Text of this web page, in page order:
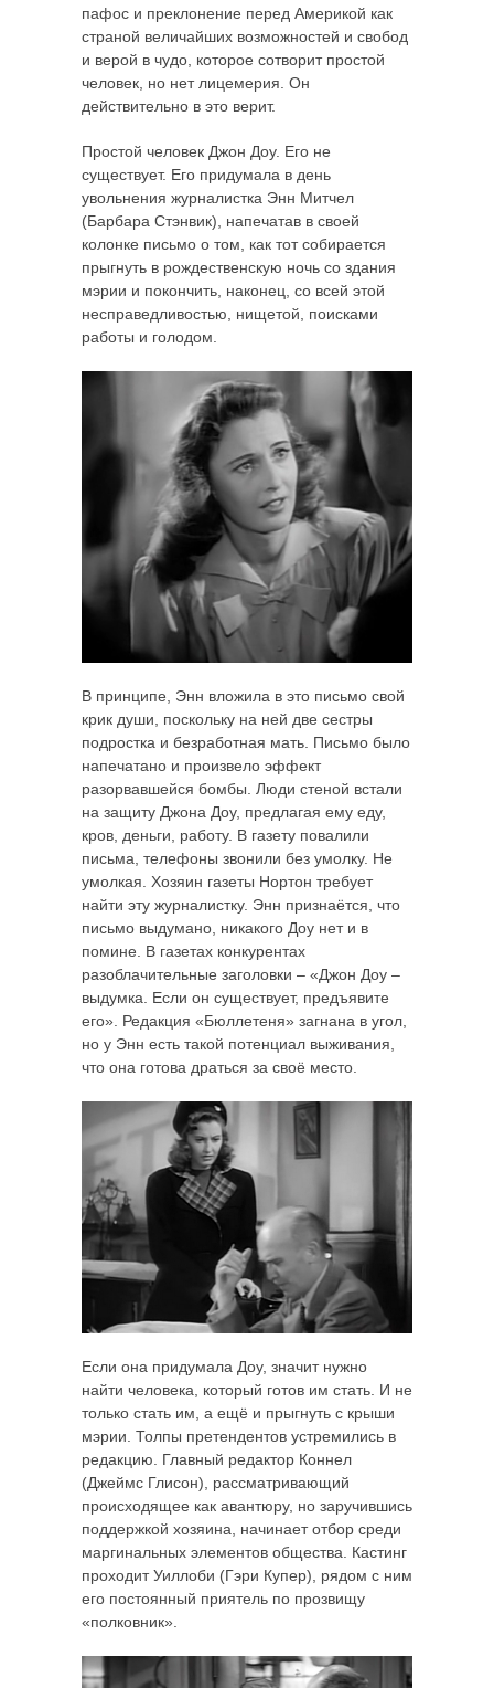
пафос и преклонение перед Америкой как
страной величайших возможностей и свобод
и верой в чудо, которое сотворит простой
человек, но нет лицемерия. Он
действительно в это верит.
Простой человек Джон Доу. Его не
существует. Его придумала в день
увольнения журналистка Энн Митчел
(Барбара Стэнвик), напечатав в своей
колонке письмо о том, как тот собирается
прыгнуть в рождественскую ночь со здания
мэрии и покончить, наконец, со всей этой
несправедливостью, нищетой, поисками
работы и голодом.
В принципе, Энн вложила в это письмо свой
крик души, поскольку на ней две сестры
подростка и безработная мать. Письмо было
напечатано и произвело эффект
разорвавшейся бомбы. Люди стеной встали
на защиту Джона Доу, предлагая ему еду,
кров, деньги, работу. В газету повалили
письма, телефоны звонили без умолку. Не
умолкая. Хозяин газеты Нортон требует
найти эту журналистку. Энн признаётся, что
письмо выдумано, никакого Доу нет и в
помине. В газетах конкурентах
разоблачительные заголовки – «Джон Доу –
выдумка. Если он существует, предъявите
его». Редакция «Бюллетеня» загнана в угол,
но у Энн есть такой потенциал выживания,
что она готова драться за своё место.
Если она придумала Доу, значит нужно
найти человека, который готов им стать. И не
только стать им, а ещё и прыгнуть с крыши
мэрии. Толпы претендентов устремились в
редакцию. Главный редактор Коннел
(Джеймс Глисон), рассматривающий
происходящее как авантюру, но заручившись
поддержкой хозяина, начинает отбор среди
маргинальных элементов общества. Кастинг
проходит Уиллоби (Гэри Купер), рядом с ним
его постоянный приятель по прозвищу
«полковник».